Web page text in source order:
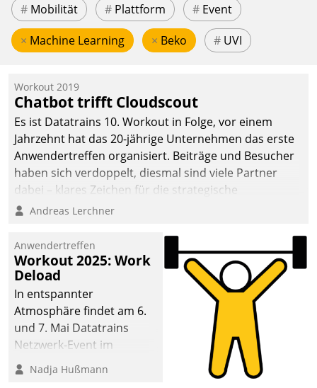
# Mobilität # Plattform # Event
× Machine Learning × Beko # UVI
Workout 2019
Chatbot trifft Cloudscout
Es ist Datatrains 10. Workout in Folge, vor einem
Jahrzehnt hat das 20-jährige Unternehmen das erste
Anwendertreffen organisiert. Beiträge und Besucher
haben sich verdoppelt, diesmal sind viele Partner
dabei – klares Zeichen für die strategische
Fokussierung auf den Kunden.
Andreas Lerchner
Anwendertreffen
Workout 2025: Work
Deload
In entspannter
Atmosphäre findet am 6.
und 7. Mai Datatrains
Netzwerk-Event im
Kunden- und Partnerkreis
statt. Zentrale Frage: Wie
Nadja Hußmann